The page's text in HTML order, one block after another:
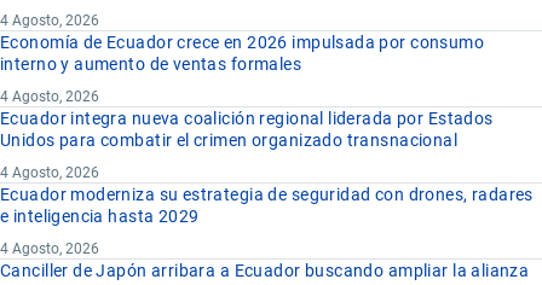
4 Agosto, 2026
Economía de Ecuador crece en 2026 impulsada por consumo
interno y aumento de ventas formales
4 Agosto, 2026
Ecuador integra nueva coalición regional liderada por Estados
Unidos para combatir el crimen organizado transnacional
4 Agosto, 2026
Ecuador moderniza su estrategia de seguridad con drones, radares
e inteligencia hasta 2029
4 Agosto, 2026
Canciller de Japón arribara a Ecuador buscando ampliar la alianza